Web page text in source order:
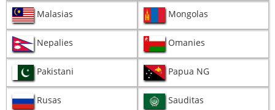
Malasias Mongolas
Nepalies Omanies
Pakistani Papua NG
Rusas Sauditas